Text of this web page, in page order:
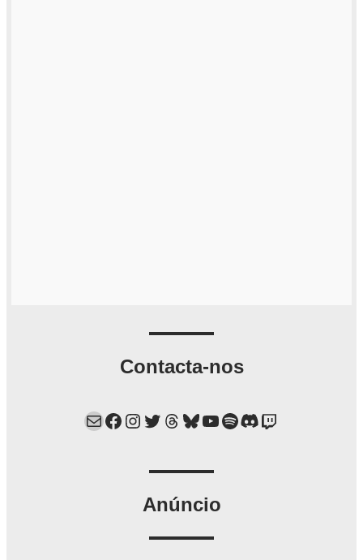
Contacta-nos
Mail Facebook Instagram Twitter Threads Bluesky YouTube Spotify Discord Twitch
Anúncio